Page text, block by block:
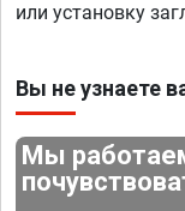
или установку
Вы не узнаете
Мы